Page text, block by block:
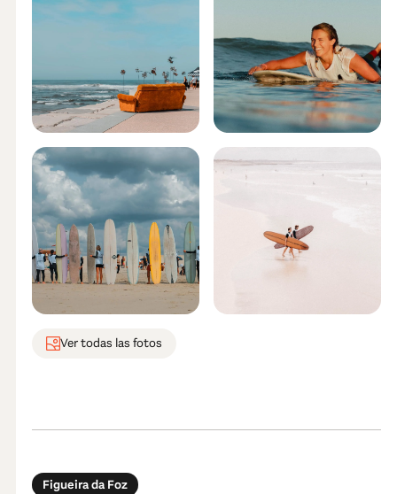
Ver todas las fotos
Figueira da Foz